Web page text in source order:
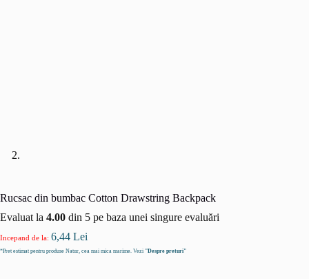
Rucsac din bumbac Cotton Drawstring Backpack
Evaluat la 4.00 din 5 pe baza unei singure evaluări
Incepand de la: 6,44 Lei
*Pret estimat pentru produse Natur, cea mai mica marime. Vezi "Despre preturi"